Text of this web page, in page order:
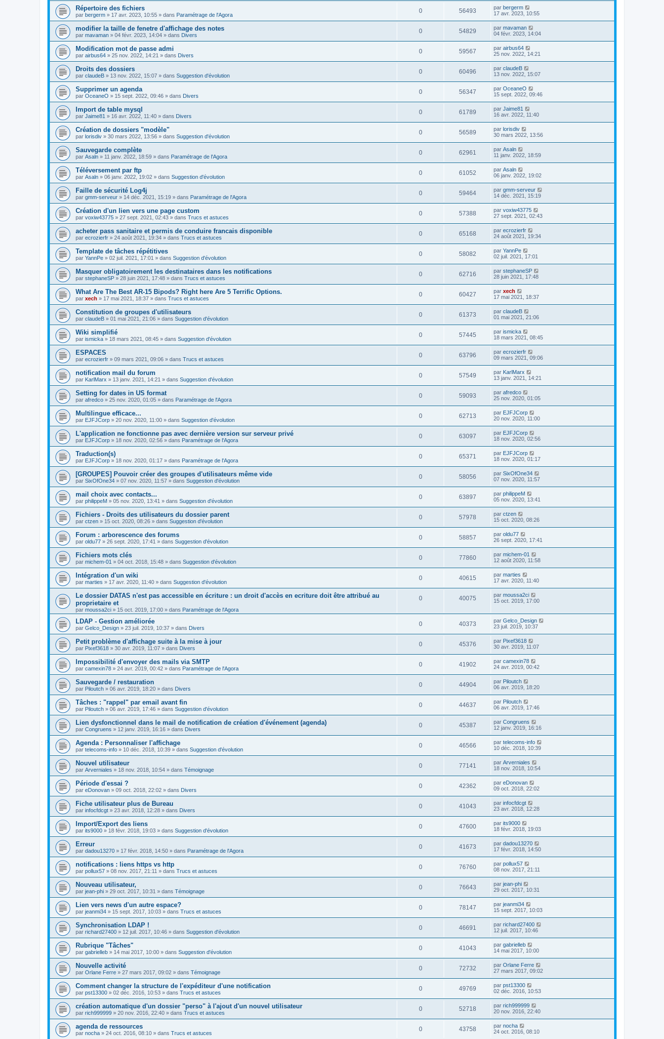
Répertoire des fichiers
par bergerm » 17 avr. 2023, 10:55 » dans Paramétrage de l'Agora
0 56493 par bergerm
17 avr. 2023, 10:55
modifier la taille de fenetre d'affichage des notes
par mavaman » 04 févr. 2023, 14:04 » dans Divers
0 54829 par mavaman
04 févr. 2023, 14:04
Modification mot de passe admi
par airbus64 » 25 nov. 2022, 14:21 » dans Divers
0 59567 par airbus64
25 nov. 2022, 14:21
Droits des dossiers
par claudeB » 13 nov. 2022, 15:07 » dans Suggestion d'évolution
0 60496 par claudeB
13 nov. 2022, 15:07
Supprimer un agenda
par OceaneO » 15 sept. 2022, 09:46 » dans Divers
0 56347 par OceaneO
15 sept. 2022, 09:46
Import de table mysql
par Jaime81 » 16 avr. 2022, 11:40 » dans Divers
0 61789 par Jaime81
16 avr. 2022, 11:40
Création de dossiers "modèle"
par lorisdiv » 30 mars 2022, 13:56 » dans Suggestion d'évolution
0 56589 par lorisdiv
30 mars 2022, 13:56
Sauvegarde complète
par Asaln » 11 janv. 2022, 18:59 » dans Paramétrage de l'Agora
0 62961 par Asaln
11 janv. 2022, 18:59
Téléversement par ftp
par Asaln » 06 janv. 2022, 19:02 » dans Suggestion d'évolution
0 61052 par Asaln
06 janv. 2022, 19:02
Faille de sécurité Log4j
par gmm-serveur » 14 déc. 2021, 15:19 » dans Paramétrage de l'Agora
0 59464 par gmm-serveur
14 déc. 2021, 15:19
Création d'un lien vers une page custom
par voxiw43775 » 27 sept. 2021, 02:43 » dans Trucs et astuces
0 57388 par voxiw43775
27 sept. 2021, 02:43
acheter pass sanitaire et permis de conduire francais disponible
par ecrozierfr » 24 août 2021, 19:34 » dans Trucs et astuces
0 65168 par ecrozierfr
24 août 2021, 19:34
Template de tâches répétitives
par YannPe » 02 juil. 2021, 17:01 » dans Suggestion d'évolution
0 58082 par YannPe
02 juil. 2021, 17:01
Masquer obligatoirement les destinataires dans les notifications
par stephaneSP » 28 juin 2021, 17:48 » dans Trucs et astuces
0 62716 par stephaneSP
28 juin 2021, 17:48
What Are The Best AR-15 Bipods? Right here Are 5 Terrific Options.
par xech » 17 mai 2021, 18:37 » dans Trucs et astuces
0 60427 par xech
17 mai 2021, 18:37
Constitution de groupes d'utilisateurs
par claudeB » 01 mai 2021, 21:06 » dans Suggestion d'évolution
0 61373 par claudeB
01 mai 2021, 21:06
Wiki simplifié
par ismicka » 18 mars 2021, 08:45 » dans Suggestion d'évolution
0 57445 par ismicka
18 mars 2021, 08:45
ESPACES
par ecrozierfr » 09 mars 2021, 09:06 » dans Trucs et astuces
0 63796 par ecrozierfr
09 mars 2021, 09:06
notification mail du forum
par KarlMarx » 13 janv. 2021, 14:21 » dans Suggestion d'évolution
0 57549 par KarlMarx
13 janv. 2021, 14:21
Setting for dates in US format
par afredco » 25 nov. 2020, 01:05 » dans Paramétrage de l'Agora
0 59093 par afredco
25 nov. 2020, 01:05
Multilingue efficace...
par EJFJCorp » 20 nov. 2020, 11:00 » dans Suggestion d'évolution
0 62713 par EJFJCorp
20 nov. 2020, 11:00
L'application ne fonctionne pas avec dernière version sur serveur privé
par EJFJCorp » 18 nov. 2020, 02:56 » dans Paramétrage de l'Agora
0 63097 par EJFJCorp
18 nov. 2020, 02:56
Traduction(s)
par EJFJCorp » 18 nov. 2020, 01:17 » dans Paramétrage de l'Agora
0 65371 par EJFJCorp
18 nov. 2020, 01:17
[GROUPES] Pouvoir créer des groupes d'utilisateurs même vide
par SixOfOne34 » 07 nov. 2020, 11:57 » dans Suggestion d'évolution
0 58056 par SixOfOne34
07 nov. 2020, 11:57
mail choix avec contacts...
par philippeM » 05 nov. 2020, 13:41 » dans Suggestion d'évolution
0 63897 par philippeM
05 nov. 2020, 13:41
Fichiers - Droits des utilisateurs du dossier parent
par ctzen » 15 oct. 2020, 08:26 » dans Suggestion d'évolution
0 57978 par ctzen
15 oct. 2020, 08:26
Forum : arborescence des forums
par oldu77 » 26 sept. 2020, 17:41 » dans Suggestion d'évolution
0 58857 par oldu77
26 sept. 2020, 17:41
Fichiers mots clés
par michem-01 » 04 oct. 2018, 15:48 » dans Suggestion d'évolution
0 77860 par michem-01
12 août 2020, 11:58
Intégration d'un wiki
par marties » 17 avr. 2020, 11:40 » dans Suggestion d'évolution
0 40615 par marties
17 avr. 2020, 11:40
Le dossier DATAS n'est pas accessible en écriture : un droit d'accès en ecriture doit être attribué au
proprietaire et
par moussa2ci » 15 oct. 2019, 17:00 » dans Paramétrage de l'Agora
0 40075 par moussa2ci
15 oct. 2019, 17:00
LDAP - Gestion améliorée
par Gelco_Design » 23 juil. 2019, 10:37 » dans Divers
0 40373 par Gelco_Design
23 juil. 2019, 10:37
Petit problème d'affichage suite à la mise à jour
par Pixef3618 » 30 avr. 2019, 11:07 » dans Divers
0 45376 par Pixef3618
30 avr. 2019, 11:07
Impossibilité d'envoyer des mails via SMTP
par camexin78 » 24 avr. 2019, 00:42 » dans Paramétrage de l'Agora
0 41902 par camexin78
24 avr. 2019, 00:42
Sauvegarde / restauration
par Piloutch » 06 avr. 2019, 18:20 » dans Divers
0 44904 par Piloutch
06 avr. 2019, 18:20
Tâches : "rappel" par email avant fin
par Piloutch » 06 avr. 2019, 17:46 » dans Suggestion d'évolution
0 44637 par Piloutch
06 avr. 2019, 17:46
Lien dysfonctionnel dans le mail de notification de création d'événement (agenda)
par Congruens » 12 janv. 2019, 16:16 » dans Divers
0 45387 par Congruens
12 janv. 2019, 16:16
Agenda : Personnaliser l'affichage
par telecoms-info » 10 déc. 2018, 10:39 » dans Suggestion d'évolution
0 46566 par telecoms-info
10 déc. 2018, 10:39
Nouvel utilisateur
par Arverniales » 18 nov. 2018, 10:54 » dans Témoignage
0 77141 par Arverniales
18 nov. 2018, 10:54
Période d'essai ?
par eDonovan » 09 oct. 2018, 22:02 » dans Divers
0 42362 par eDonovan
09 oct. 2018, 22:02
Fiche utilisateur plus de Bureau
par infocfdcgt » 23 avr. 2018, 12:28 » dans Divers
0 41043 par infocfdcgt
23 avr. 2018, 12:28
Import/Export des liens
par its9000 » 18 févr. 2018, 19:03 » dans Suggestion d'évolution
0 47600 par its9000
18 févr. 2018, 19:03
Erreur
par dadou13270 » 17 févr. 2018, 14:50 » dans Paramétrage de l'Agora
0 41673 par dadou13270
17 févr. 2018, 14:50
notifications : liens https vs http
par pollux57 » 08 nov. 2017, 21:11 » dans Trucs et astuces
0 76760 par pollux57
08 nov. 2017, 21:11
Nouveau utilisateur,
par jean-phi » 29 oct. 2017, 10:31 » dans Témoignage
0 76643 par jean-phi
29 oct. 2017, 10:31
Lien vers news d'un autre espace?
par jeanmi34 » 15 sept. 2017, 10:03 » dans Trucs et astuces
0 78147 par jeanmi34
15 sept. 2017, 10:03
Synchronisation LDAP !
par richard27400 » 12 juil. 2017, 10:46 » dans Suggestion d'évolution
0 46691 par richard27400
12 juil. 2017, 10:46
Rubrique "Tâches"
par gabrielleb » 14 mai 2017, 10:00 » dans Suggestion d'évolution
0 41043 par gabrielleb
14 mai 2017, 10:00
Nouvelle activité
par Orlane Ferre » 27 mars 2017, 09:02 » dans Témoignage
0 72732 par Orlane Ferre
27 mars 2017, 09:02
Comment changer la structure de l'expéditeur d'une notification
par pst13300 » 02 déc. 2016, 10:53 » dans Trucs et astuces
0 49769 par pst13300
02 déc. 2016, 10:53
création automatique d'un dossier "perso" à l'ajout d'un nouvel utilisateur
par rich999999 » 20 nov. 2016, 22:40 » dans Trucs et astuces
0 52718 par rich999999
20 nov. 2016, 22:40
agenda de ressources
par nocha » 24 oct. 2016, 08:10 » dans Trucs et astuces
0 43758 par nocha
24 oct. 2016, 08:10